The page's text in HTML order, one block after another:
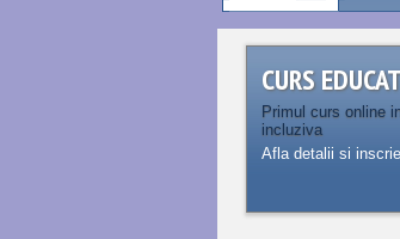
CURS
Primul curs online
incluziva
Afla detalii si